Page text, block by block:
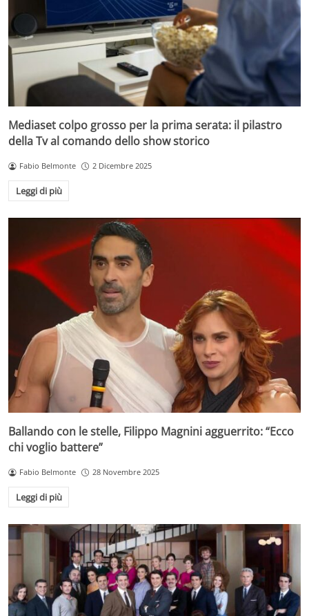
Mediaset colpo grosso per la prima serata: il pilastro
della Tv al comando dello show storico
Fabio Belmonte 2 Dicembre 2025
Leggi di più
Ballando con le stelle, Filippo Magnini agguerrito: “Ecco
chi voglio battere”
Fabio Belmonte 28 Novembre 2025
Leggi di più